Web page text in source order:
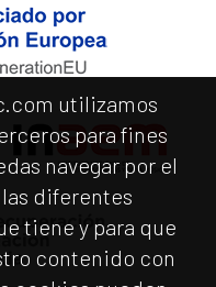
utilizamos
para fines
navegar por el
diferentes
tiene y para que
contenido con